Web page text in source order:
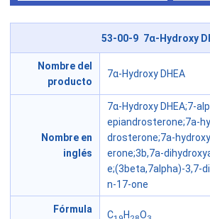
53-00-9 7α-Hydroxy
Nombre del
producto
7α-Hydroxy DHEA
Nombre en
inglés
7α-Hydroxy DHEA;7-
epiandrosterone;7a-
drosterone;7a-
erone;3b,7a-
e;(3beta,7alpha)-3,7-
n-17-one
Fórmula
C H O